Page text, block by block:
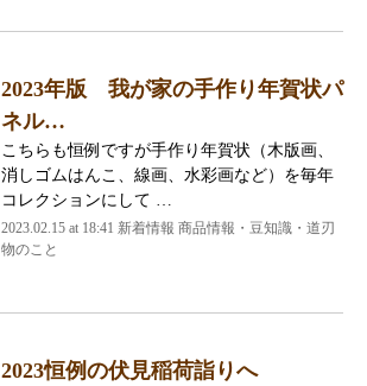
2023年版 我が家の手作り年賀状パ
ネル…
こちらも恒例ですが手作り年賀状（木版画、
消しゴムはんこ、線画、水彩画など）を毎年
コレクションにして …
2023.02.15 at 18:41 新着情報 商品情報・豆知識・道刃
物のこと
2023恒例の伏見稲荷詣りへ